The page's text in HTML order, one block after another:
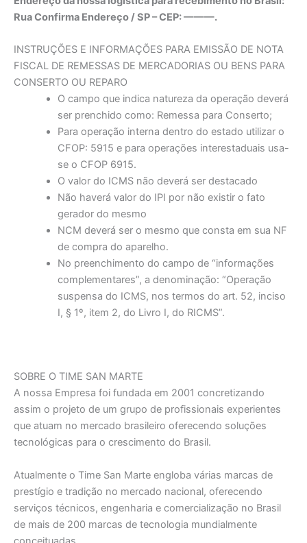
Rua Confirma Endereço / SP – CEP: ———.
INSTRUÇÕES E INFORMAÇÕES PARA EMISSÃO DE NOTA
FISCAL DE REMESSAS DE MERCADORIAS OU BENS PARA
CONSERTO OU REPARO
O campo que indica natureza da operação deverá
ser prenchido como: Remessa para Conserto;
Para operação interna dentro do estado utilizar o
CFOP: 5915 e para operações interestaduais usa-
se o CFOP 6915.
O valor do ICMS não deverá ser destacado
Não haverá valor do IPI por não existir o fato
gerador do mesmo
NCM deverá ser o mesmo que consta em sua NF
de compra do aparelho.
No preenchimento do campo de “informações
complementares”, a denominação: “Operação
suspensa do ICMS, nos termos do art. 52, inciso
I, § 1º, item 2, do Livro I, do RICMS”.
SOBRE O TIME SAN MARTE
A nossa Empresa foi fundada em 2001 concretizando
assim o projeto de um grupo de profissionais experientes
que atuam no mercado brasileiro oferecendo soluções
tecnológicas para o crescimento do Brasil.
Atualmente o Time San Marte engloba várias marcas de
prestígio e tradição no mercado nacional, oferecendo
serviços técnicos, engenharia e comercialização no Brasil
de mais de 200 marcas de tecnologia mundialmente